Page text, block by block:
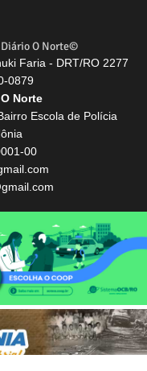
Diário O Norte©
Faria - DRT/RO 2277
0879
Norte
Escola de Polícia
00